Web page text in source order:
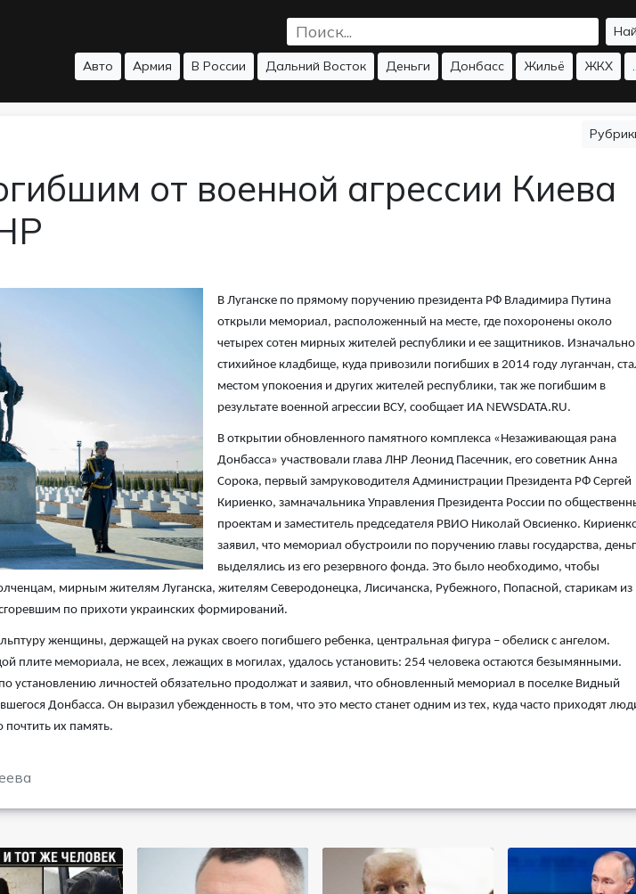
Авто Армия В России Дальний Восток Деньги Донбасс Жильё ЖКХ
от военной агрессии Киева
В Луганске по прямому поручению президента РФ Владимира Путина
открыли мемориал, расположенный на месте, где похоронены около
четырех сотен мирных жителей республики и ее защитников. Изначально
стихийное кладбище, куда привозили погибших в 2014 году луганчан,
местом упокоения и других жителей республики, так же погибшим в
результате военной агрессии ВСУ, сообщает ИА NEWSDATA.RU.
В открытии обновленного памятного комплекса «Незаживающая рана
Донбасса» участвовали глава ЛНР Леонид Пасечник, его советник Анна
Сорока, первый замруководителя Администрации Президента РФ Сергей
Кириенко, замначальника Управления Президента России по
проектам и заместитель председателя РВИО Николай Овсиенко.
заявил, что мемориал обустроили по поручению главы государства,
выделялись из его резервного фонда. Это было необходимо, чтобы
мирным жителям Луганска, жителям Северодонецка, Лисичанска, Рубежного, Попасной, старикам из
по прихоти украинских формирований.
женщины, держащей на руках своего погибшего ребенка, центральная фигура – обелиск с ангелом.
плите мемориала, не всех, лежащих в могилах, удалось установить: 254 человека остаются безымянными.
установлению личностей обязательно продолжат и заявил, что обновленный мемориал в поселке Видный
Донбасса. Он выразил убежденность в том, что это место станет одним из тех, куда часто приходят
их память.